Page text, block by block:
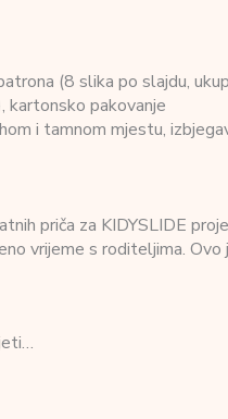
(8 slika po slajdu,
kartonsko pakovanje
i tamnom mjestu,
priča za KIDYSLIDE
vrijeme s roditeljima.